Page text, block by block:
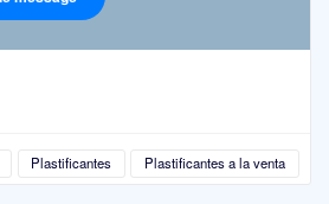
Plastificantes Plastificantes a la venta